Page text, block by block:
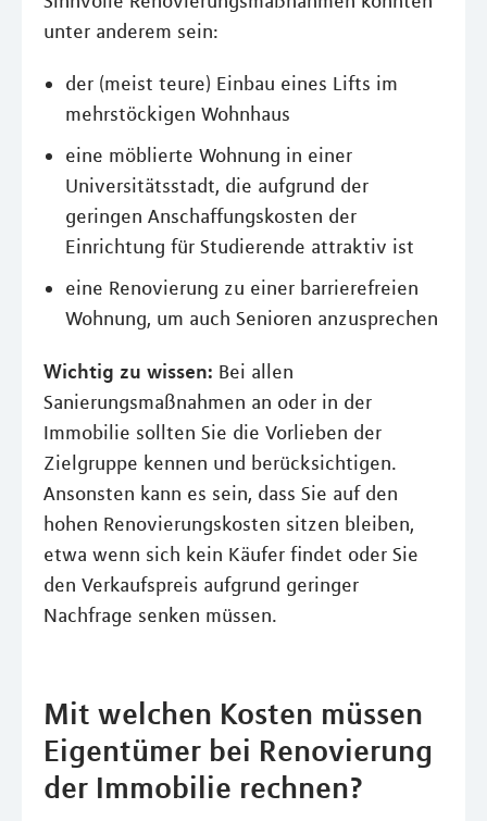
unter anderem sein:
der (meist teure) Einbau eines Lifts im
mehrstöckigen Wohnhaus
eine möblierte Wohnung in einer
Universitätsstadt, die aufgrund der
geringen Anschaffungskosten der
Einrichtung für Studierende attraktiv ist
eine Renovierung zu einer barrierefreien
Wohnung, um auch Senioren anzusprechen
Wichtig zu wissen: Bei allen
Sanierungsmaßnahmen an oder in der
Immobilie sollten Sie die Vorlieben der
Zielgruppe kennen und berücksichtigen.
Ansonsten kann es sein, dass Sie auf den
hohen Renovierungskosten sitzen bleiben,
etwa wenn sich kein Käufer findet oder Sie
den Verkaufspreis aufgrund geringer
Nachfrage senken müssen.
Mit welchen Kosten müssen
Eigentümer bei Renovierung
der Immobilie rechnen?